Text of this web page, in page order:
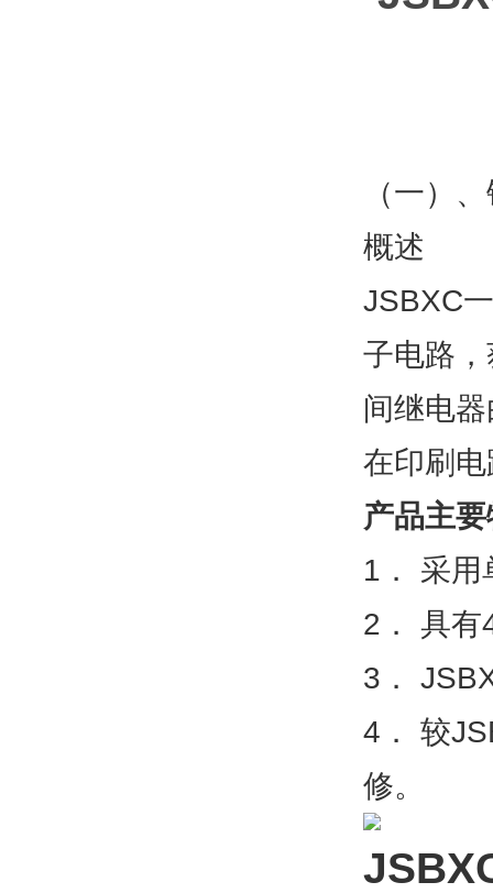
（一）
概述
JSBXC
子电路
间继电
在印刷
产品主
1． 采用
2． 具有
3．
4． 较
修。